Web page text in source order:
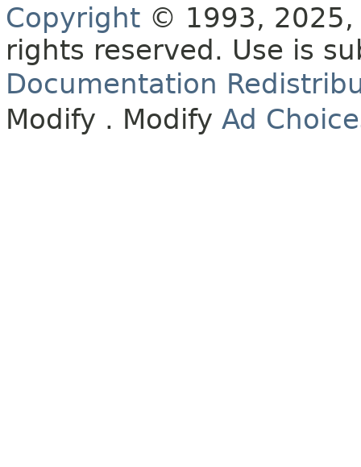
Copyright © 1993,
rights reserved. Use is
Documentation
Modify . Modify Ad